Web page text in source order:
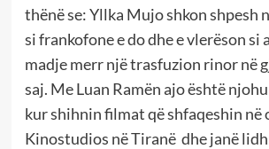
thënë se: Yllka Mujo shkon shpesh
si frankofone e do dhe e vlerëson si
madje merr një trasfuzion rinor në
saj. Me Luan Ramën ajo është
kur shihnin filmat që shfaqeshin në
Kinostudios në Tiranë dhe janë